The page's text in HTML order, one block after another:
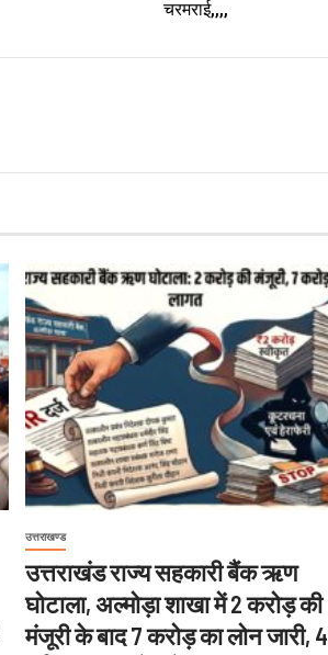
चरमराई,,,,
उत्तराखण्ड
उत्तराखंड राज्य सहकारी बैंक ऋण
घोटाला, अल्मोड़ा शाखा में 2 करोड़ की
मंजूरी के बाद 7 करोड़ का लोन जारी, 4